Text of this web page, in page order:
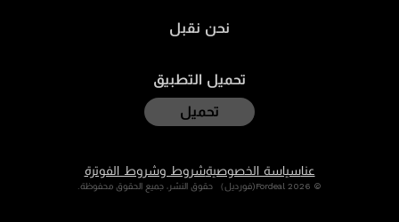
نحن نقبل
تحميل التطبيق
تحميل
عناسياسة الخصوصيةشروط وشروط الفوترة
© 2026 Fordeal(فورديل） حقوق النشر، جميع الحقوق محفوظة.